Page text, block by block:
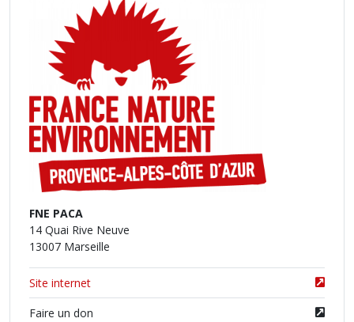
FNE PACA
14 Quai Rive Neuve
13007 Marseille
Site internet
Faire un don